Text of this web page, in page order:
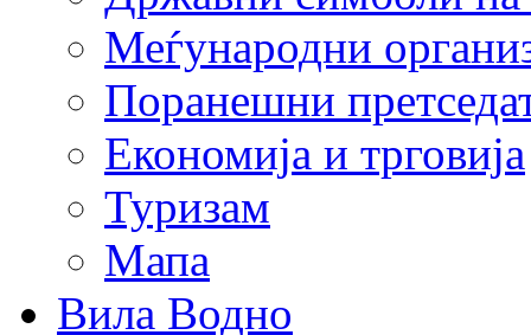
Меѓународни
Поранешни
Економија и трговија
Туризам
Мапа
Вила Водно